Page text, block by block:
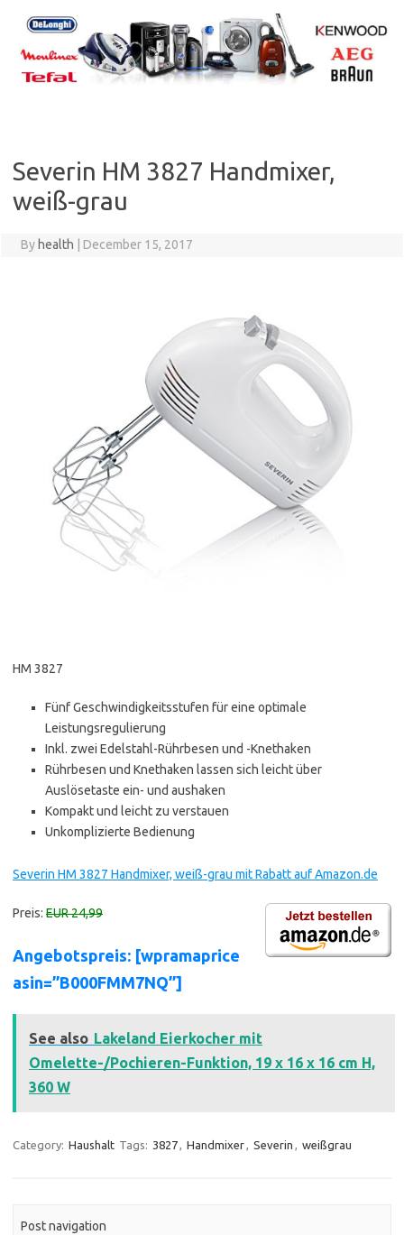
content
Severin HM 3827 Handmixer,
weiß-grau
By health December 15, 2017
HM 3827
Fünf Geschwindigkeitsstufen für eine optimale
Leistungsregulierung
Inkl. zwei Edelstahl-Rührbesen und -Knethaken
Rührbesen und Knethaken lassen sich leicht über
Auslösetaste ein- und aushaken
Kompakt und leicht zu verstauen
Unkomplizierte Bedienung
Severin HM 3827 Handmixer, weiß-grau mit Rabatt auf Amazon.de
Preis: EUR 24,99
Angebotspreis: [wpramaprice
asin=”B000FMM7NQ”]
See also Lakeland Eierkocher mit
Omelette-/Pochieren-Funktion, 19 x 16 x 16 cm H,
360 W
Category: Haushalt Tags: 3827, Handmixer, Severin , weißgrau
Post navigation